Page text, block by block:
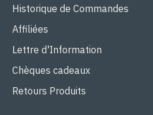
Historique de Commandes
Affiliées
Lettre d'Information
Chèques cadeaux
Retours Produits